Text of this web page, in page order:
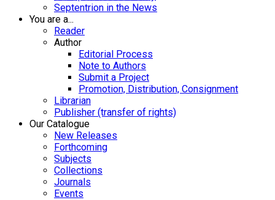
Septentrion in the News
You are a...
Reader
Author
Editorial Process
Note to Authors
Submit a Project
Promotion, Distribution, Consignment
Librarian
Publisher (transfer of rights)
Our Catalogue
New Releases
Forthcoming
Subjects
Collections
Journals
Events